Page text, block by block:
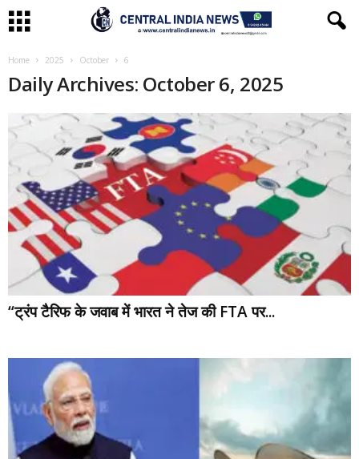
Home 2025 October 6
Daily Archives: October 6, 2025
“ट्रंप टैरिफ के जवाब में भारत ने तेज की FTA पर...